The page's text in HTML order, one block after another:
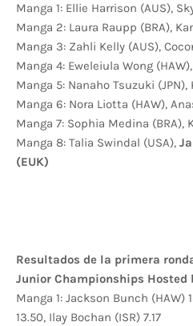
Manga 1: Ellie Harrison (AUS),
Manga 2: Laura Raupp (BRA),
Manga 3: Zahli Kelly (AUS),
Manga 4: Eweleiula Wong
Manga 5: Nanaho Tsuzuki (JPN),
Manga 6: Nora Liotta (HAW),
Manga 7: Sophia Medina (BRA),
Manga 8: Talia Swindal (USA),
(EUK)
Resultados de la primera
Junior Championships Hosted
Manga 1: Jackson Bunch (HAW)
13.50, Ilay Bochan (ISR) 7.17